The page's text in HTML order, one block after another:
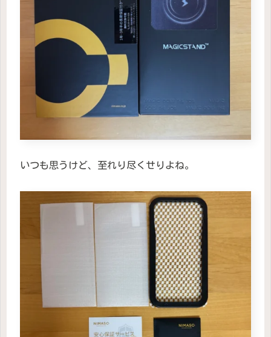
いつも思うけど、至れり尽くせりよね。